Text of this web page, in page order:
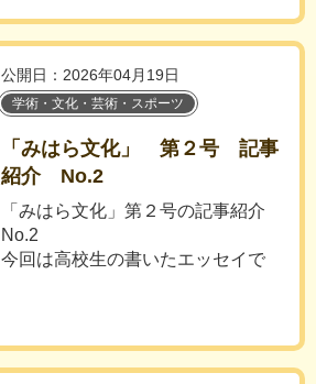
公開日：2026年04月19日
学術・文化・芸術・スポーツ
「みはら文化」 第２号 記事
紹介 No.2
「みはら文化」第２号の記事紹介
No.2
今回は高校生の書いたエッセイで